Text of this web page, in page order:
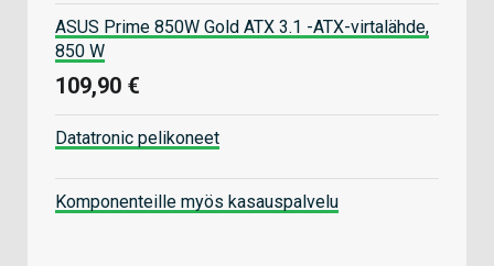
ASUS Prime 850W Gold ATX 3.1 -ATX-virtalähde,
850 W
109,90 €
Datatronic pelikoneet
Komponenteille myös kasauspalvelu